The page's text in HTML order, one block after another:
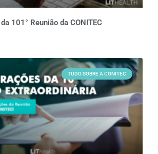
101° Reunião da CONITEC
TUDO SOBRE A CONITEC